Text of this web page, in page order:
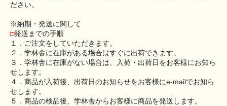
ださい。
※納期・発送に関して
□発送までの手順
１．ご注文をしていただきます。
２．学林舎に在庫がある場合はすぐに出荷できます。
３．学林舎に在庫がない場合は、入荷・出荷日をお客様にお知ら
せします。
４．商品が入荷後、出荷日のお知らせをお客様にe-mailでお知ら
せします。
５．商品の検品後、学林舎からお客様に商品を発送します。